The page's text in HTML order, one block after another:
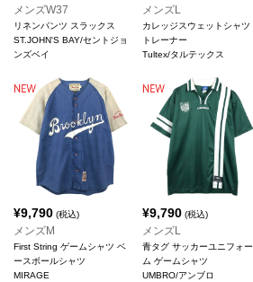
メンズW37
リネンパンツ スラックス
ST.JOHN'S BAY/セントジョ
ンズベイ
メンズL
カレッジスウェットシャツ
トレーナー
Tultex/タルテックス
¥9,790 (税込)
メンズM
First String ゲームシャツ ベ
ースボールシャツ
MIRAGE
¥9,790(税込)
メンズL
青タグ サッカーユニフォー
ム ゲームシャツ
UMBRO/アンブロ